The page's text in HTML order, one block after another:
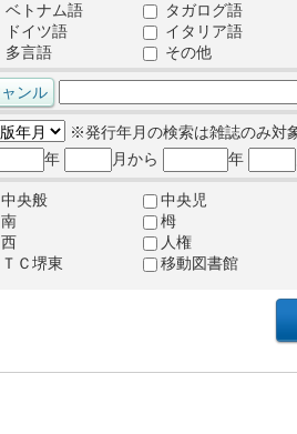
ベトナム語
タガログ語
ドイツ語
イタリア語
多言語
その他
※発行年月の検索は雑誌のみ対
年
月から 年
中央般
中央児
南
栂
西
人権
ＴＣ堺東
移動図書館